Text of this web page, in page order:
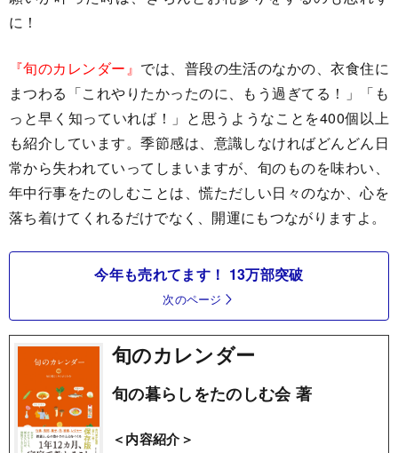
に！
『旬のカレンダー』 では、普段の生活のなかの、衣食住に
まつわる「これやりたかったのに、もう過ぎてる！」「も
っと早く知っていれば！」と思うようなことを400個以上
も紹介しています。季節感は、意識しなければどんどん日
常から失われていってしまいますが、旬のものを味わい、
年中行事をたのしむことは、慌ただしい日々のなか、心を
落ち着けてくれるだけでなく、開運にもつながりますよ。
今年も売れてます！ 13万部突破
次のページ
旬のカレンダー
旬の暮らしをたのしむ会 著
＜内容紹介＞